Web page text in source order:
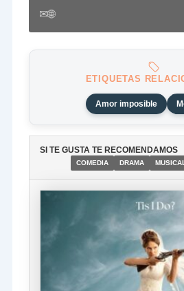
✉🌐
ETIQUETAS
Amor imposible
SI TE GUSTA TE RECOMENDAMOS
COMEDIA DRAMA MUSICAL